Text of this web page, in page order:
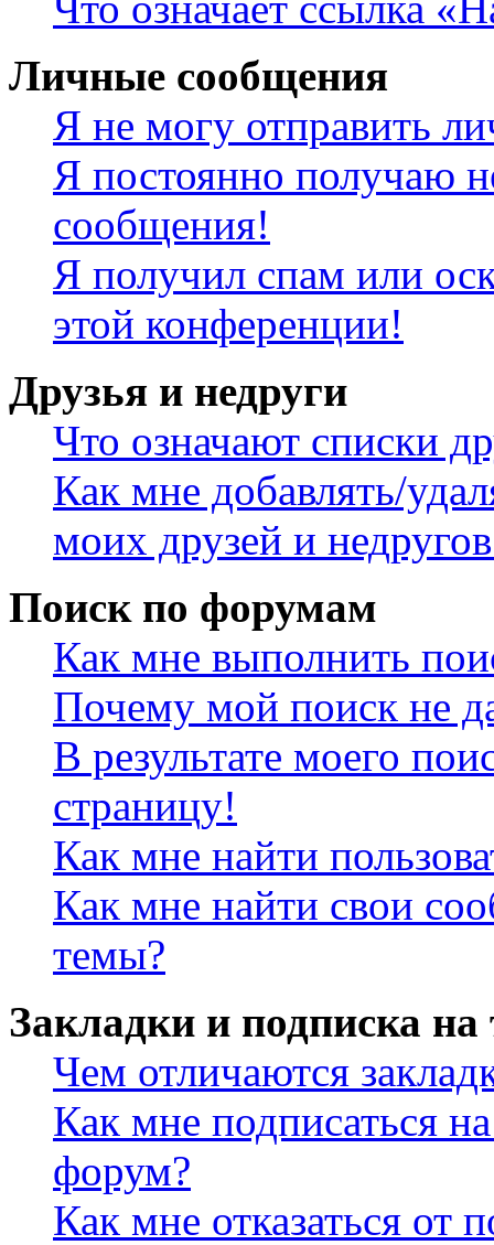
Личные сообщения
Я не могу отправить
Я постоянно получаю
сообщения!
Я получил спам или
этой конференции!
Друзья и недруги
Что означают списки
Как мне добавлять/
моих друзей и
Поиск по форумам
Как мне выполнить
Почему мой поиск не
В результате моего
страницу!
Как мне найти
Как мне найти свои
темы?
Закладки и подписка
Чем отличаются
Как мне подписаться
форум?
Как мне отказаться от